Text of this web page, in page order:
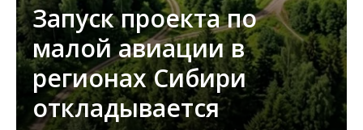
Запуск проекта по
малой авиации в
регионах Сибири
откладывается